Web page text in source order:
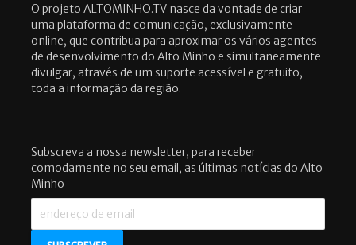
O projeto ALTOMINHO.TV nasce da vontade de criar
uma plataforma de comunicação, exclusivamente
online, que contribua para aproximar os vários agentes
de desenvolvimento do Alto Minho e simultaneamente
divulgar, através de um suporte acessível e gratuito,
toda a informação da região.
Subscreva a nossa newsletter, para receber
comodamente no seu email, as últimas notícias do Alto
Minho